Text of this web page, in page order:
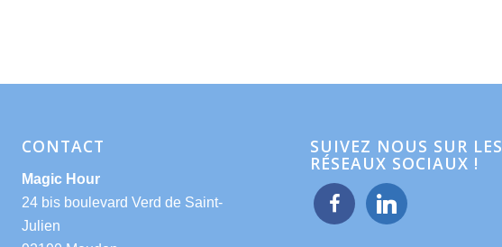
CONTACT
Magic Hour
24 bis boulevard Verd de Saint-
Julien
SUIVEZ NOUS SUR LES
RÉSEAUX SOCIAUX !
facebooklinkedin